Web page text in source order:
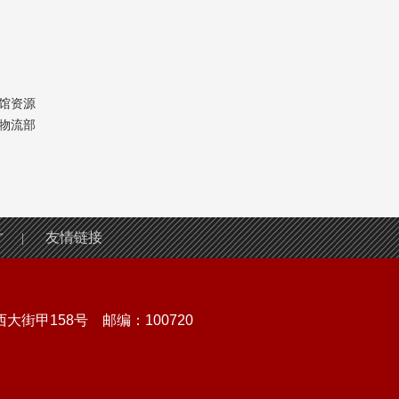
资源
流部
| 友情链接
大街甲158号 邮编：100720